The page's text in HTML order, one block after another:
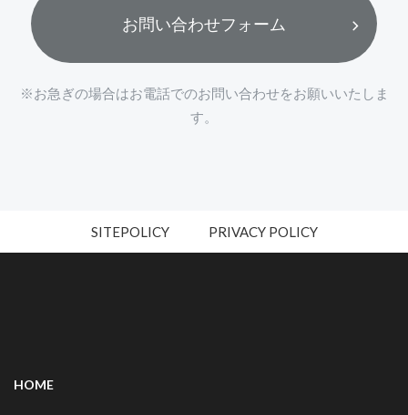
お問い合わせフォーム
※お急ぎの場合はお電話でのお問い合わせをお願いいたしま
す。
SITEPOLICY PRIVACY POLICY
HOME